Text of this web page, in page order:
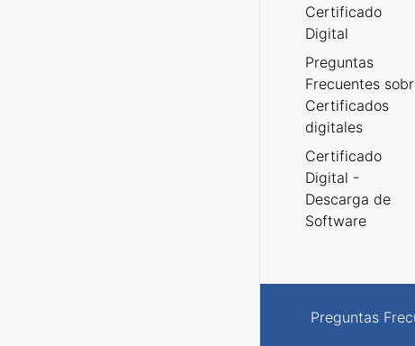
Certificado
Digital
Preguntas
Frecuentes
Certificados
digitales
Certificado
Digital -
Descarga de
Software
Preguntas